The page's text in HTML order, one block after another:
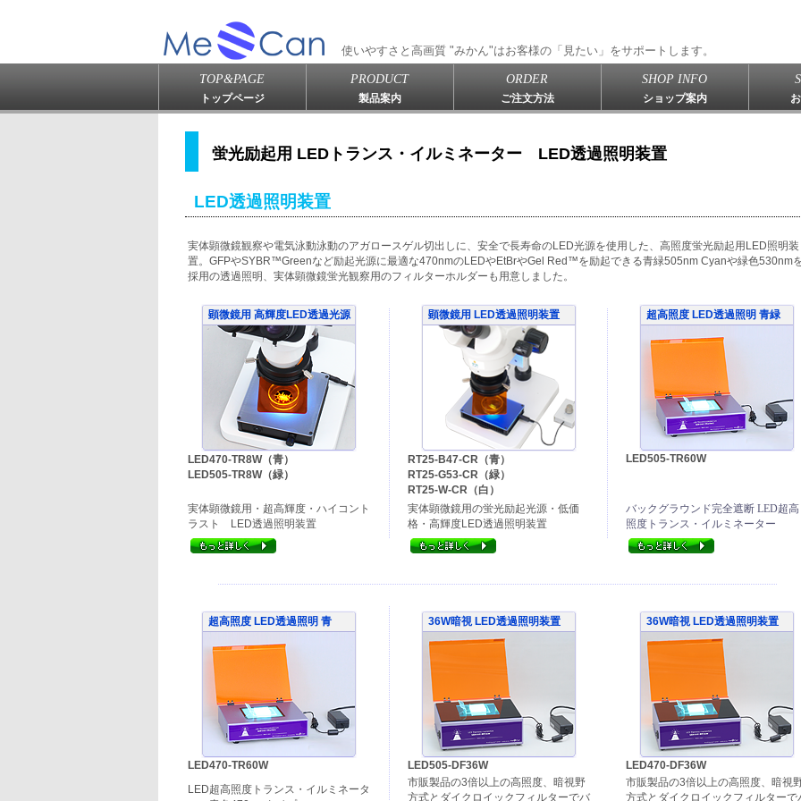
使いやすさと高画質 "みかん"はお客様の「見たい」をサポートします。
蛍光励起用 LEDトランス・イルミネーター LED透過照明装置
LED透過照明装置
実体顕微鏡観察や電気泳動泳動のアガロースゲル切出しに、安全で長寿命のLED光源を使用した、高照度蛍光励起用LED照明装
置。GFPやSYBR™Greenなど励起光源に最適な470nmのLEDやEtBrやGel Red™を励起できる青緑505nm Cyanや緑色530nm
採用の透過照明、実体顕微鏡蛍光観察用のフィルターホルダーも用意しました。
顕微鏡用 高輝度LED透過光源 顕微鏡用 LED透過照明装置 超高照度 LED透過照明 青緑
LED470-TR8W（青）
LED505-TR8W（緑）
RT25-B47-CR（青）
RT25-G53-CR（緑）
RT25-W-CR（白）
LED505-TR60W
実体顕微鏡用・超高輝度・ハイコント
ラスト LED透過照明装置
実体顕微鏡用の蛍光励起光源・低価
格・高輝度LED透過照明装置
バックグラウンド完全遮断 LED超高
照度トランス・イルミネーター
超高照度 LED透過照明 青 36W暗視 LED透過照明装置 36W暗視 LED透過照明装置
LED470-TR60W LED505-DF36W
LED470-DF36W
LED超高照度トランス・イルミネータ
市販製品の3倍以上の高照度、暗視野
方式とダイクロイックフィルターでバ
市販製品の3倍以上の高照度、暗視
方式とダイクロイックフィルターで
TOP&PAGE
トップページ
PRODUCT
製品案内
ORDER
ご注文方法
SHOP INFO
ショップ案内